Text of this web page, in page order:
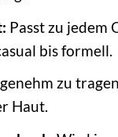
Passt zu jedem
bis formell.
zu
Haut.